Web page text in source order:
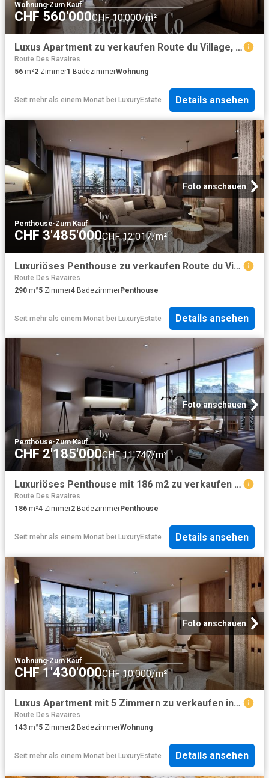
Wohnung·Zum Kauf
CHF 560'000CHF 10'000/m²
Luxus Apartment zu verkaufen Route du Village, Morgins, Monthey, Kanton Wallis
Route Des Ravaires
56 m²2 Zimmer1 BadezimmerWohnung
Seit mehr als einem Monat bei LuxuryEstate Details ansehen
Foto anschauen
Penthouse·Zum Kauf
CHF 3'485'000CHF 12'017/m²
Luxuriöses Penthouse zu verkaufen Route du Village, Morgins, Monthey, Kanton Wallis
Route Des Ravaires
290 m²5 Zimmer4 BadezimmerPenthouse
Seit mehr als einem Monat bei LuxuryEstate Details ansehen
Foto anschauen
Penthouse·Zum Kauf
CHF 2'185'000CHF 11'747/m²
Luxuriöses Penthouse mit 186 m2 zu verkaufen Route du Village, Morgins, Monthey, Kanton Wallis
Route Des Ravaires
186 m²4 Zimmer2 BadezimmerPenthouse
Seit mehr als einem Monat bei LuxuryEstate Details ansehen
Foto anschauen
Wohnung·Zum Kauf
CHF 1'430'000CHF 10'000/m²
Luxus Apartment mit 5 Zimmern zu verkaufen in Route du Village, Morgins, Monthey, Kanton Wallis
Route Des Ravaires
143 m²5 Zimmer2 BadezimmerWohnung
Seit mehr als einem Monat bei LuxuryEstate Details ansehen